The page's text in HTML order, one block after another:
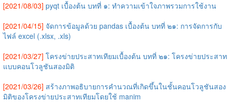
[2021/08/03] pyqt เบื้องต้น บทที่ ๑: ทำความเข้าใจภาพรวมการใช้งาน
[2021/04/15] จัดการข้อมูลด้วย pandas เบื้องต้น บทที่ ๒๑: การจัดการกับ
ไฟล์ excel (.xlsx, .xls)
[2021/03/27] โครงข่ายประสาทเทียมเบื้องต้น บทที่ ๒๑: โครงข่ายประสาท
แบบคอนโวลูชันสองมิติ
[2021/03/26] สร้างภาพอธิบายการคำนวณที่เกิดขึ้นในชั้นคอนโวลูชันสอง
มิติของโครงข่ายประสาทเทียมโดยใช้ manim